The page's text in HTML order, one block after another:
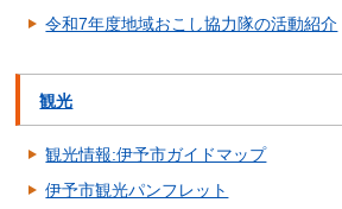
令和7年度地域おこし協力隊の活動紹介
観光
観光情報:伊予市ガイドマップ
伊予市観光パンフレット